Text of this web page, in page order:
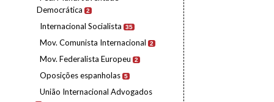
Democrática
2
Internacional Socialista 35
Mov. Comunista Internacional 2
Mov. Federalista Europeu 2
Oposições espanholas 5
União Internacional Advogados